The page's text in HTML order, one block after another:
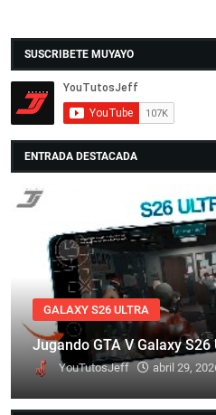
SUSCRIBETE MUYAYO
ENTRADA DESTACADA
GALAXY S26 ULTRA
Jugando GTA V Galaxy S26
YouTutosJeff abril 29,